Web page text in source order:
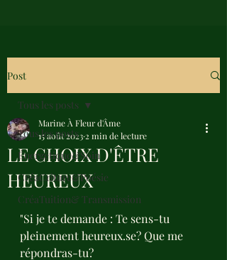
Post
Tous les posts
Énergétique&Soin
CréaCriture&Poésie
CréaTuition& Transmission
Tous les posts
LE CHOIX D'ÊTRE
HEUREUX
Marine À Fleur d'Âme
15 août 2023 2 min de lecture
"Si je te demande : Te sens-tu
pleinement heureux.se? Que me
répondras-tu?